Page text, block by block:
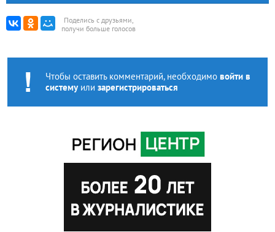
Поделись с друзьями,
получи больше голосов
Чтобы оставить комментарий, необходимо войти в
системуили зарегистрироваться